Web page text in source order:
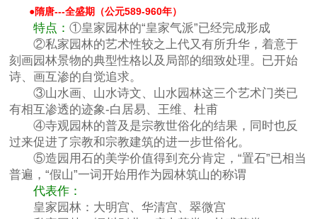
●隋唐---全盛期（公元589-960年）
特点：①皇家园林的“皇家气派”已经完成形成
②私家园林的艺术性较之上代又有所升华，着意于
刻画园林景物的典型性格以及局部的细致处理。已开始
诗、画互渗的自觉追求。
③山水画、山水诗文、山水园林这三个艺术门类已
有相互渗透的迹象-白居易、王维、杜甫
④寺观园林的普及是宗教世俗化的结果，同时也反
过来促进了宗教和宗教建筑的进一步世俗化。
⑤造园用石的美学价值得到充分肯定，“置石”已相当
普遍，“假山”一词开始用作为园林筑山的称谓
代表作：
皇家园林：大明宫、华清宫、翠微宫